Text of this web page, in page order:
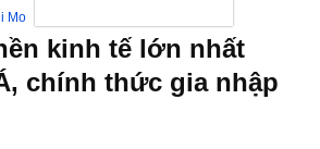
Mo
kinh tế lớn nhất
chính thức gia nhập